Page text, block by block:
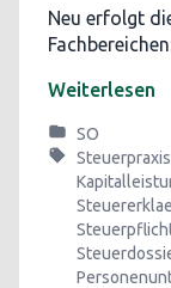
Neu erfolgt
Weiterlesen
SO
Steuerpraxis